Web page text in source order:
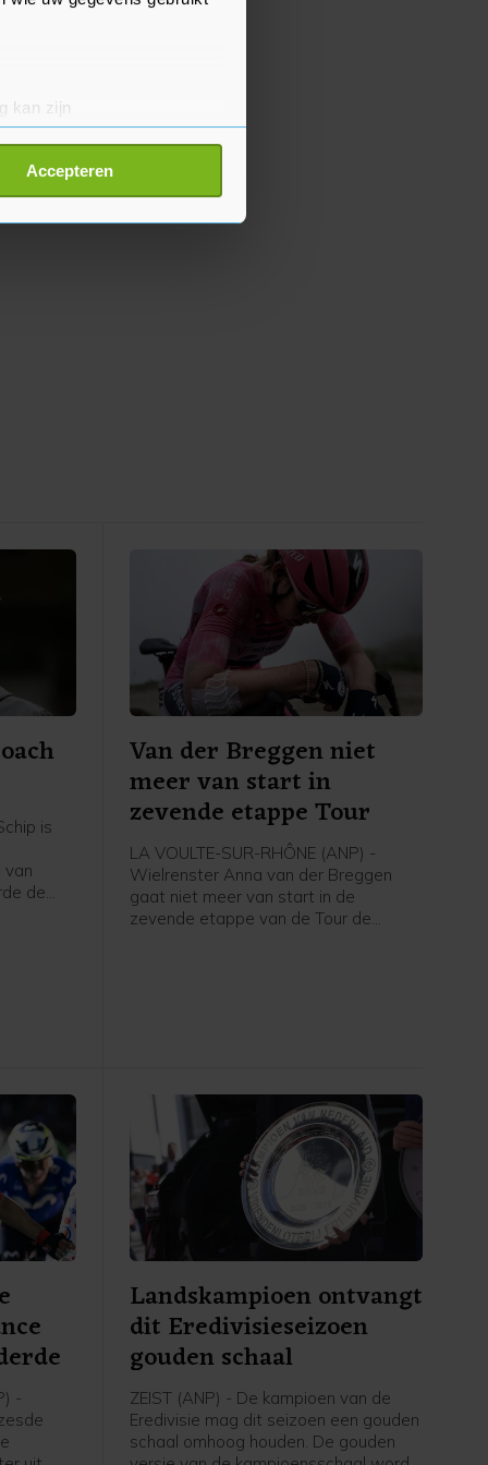
kan zijn
detailgedeelte
Accepteren
is
van
de
Van der Breggen niet
meer van start in
zevende etappe Tour
LA VOULTE-SUR-RHÔNE (ANP) -
Wielrenster Anna van der Breggen
gaat niet meer van start in de
zevende etappe van de Tour de
-
Landskampioen ontvangt
dit Eredivisieseizoen
gouden schaal
ZEIST (ANP) - De kampioen van de
Eredivisie mag dit seizoen een gouden
schaal omhoog houden. De gouden